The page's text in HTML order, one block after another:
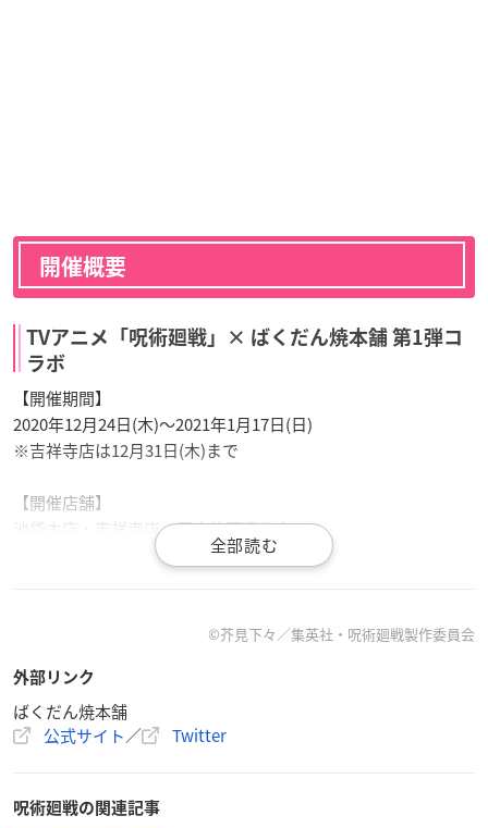
開催概要
TVアニメ「呪術廻戦」× ばくだん焼本舗 第1弾コ
ラボ
【開催期間】
2020年12月24日(木)～2021年1月17日(日)
※吉祥寺店は12月31日(木)まで
【開催店舗】
池袋本店・吉祥寺店・原宿竹下通り店
TVアニメ『呪術廻戦』×ばくだん焼本舗 第1弾コラボ開催
■開催期間：12/24（木）～1/17（日）
©芥見下々／集英社・呪術廻戦製作委員会
外部リンク
ばくだん焼本舗
公式サイト／ Twitter
呪術廻戦の関連記事